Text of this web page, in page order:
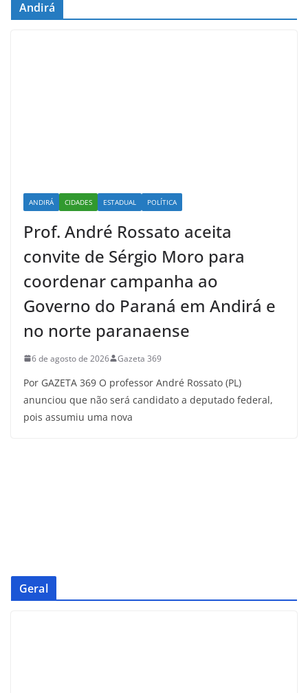
Andirá
ANDIRÁ CIDADES ESTADUAL POLÍTICA
Prof. André Rossato aceita
convite de Sérgio Moro para
coordenar campanha ao
Governo do Paraná em Andirá e
no norte paranaense
6 de agosto de 2026 Gazeta 369
Por GAZETA 369 O professor André Rossato (PL)
anunciou que não será candidato a deputado federal,
pois assumiu uma nova
Geral